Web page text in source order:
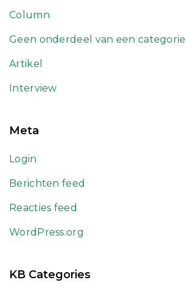
Column
Geen onderdeel van een categorie
Artikel
Interview
Meta
Login
Berichten feed
Reacties feed
WordPress.org
KB Categories